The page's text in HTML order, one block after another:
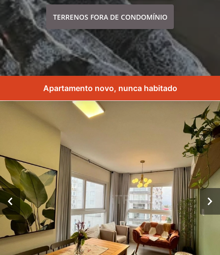
TERRENOS FORA DE CONDOMÍNIO
Apartamento novo, nunca habitado